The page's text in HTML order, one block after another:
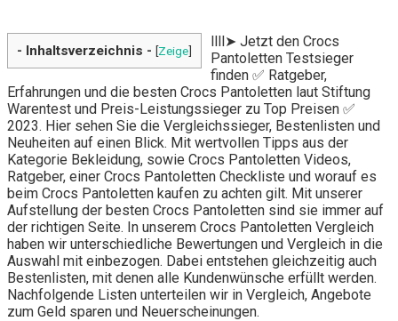
- Inhaltsverzeichnis - [Zeige]
llll➤ Jetzt den Crocs
Pantoletten Testsieger
finden ✅ Ratgeber,
Erfahrungen und die besten Crocs Pantoletten laut Stiftung
Warentest und Preis-Leistungssieger zu Top Preisen ✅
2023. Hier sehen Sie die Vergleichssieger, Bestenlisten und
Neuheiten auf einen Blick. Mit wertvollen Tipps aus der
Kategorie Bekleidung, sowie Crocs Pantoletten Videos,
Ratgeber, einer Crocs Pantoletten Checkliste und worauf es
beim Crocs Pantoletten kaufen zu achten gilt. Mit unserer
Aufstellung der besten Crocs Pantoletten sind sie immer auf
der richtigen Seite. In unserem Crocs Pantoletten Vergleich
haben wir unterschiedliche Bewertungen und Vergleich in die
Auswahl mit einbezogen. Dabei entstehen gleichzeitig auch
Bestenlisten, mit denen alle Kundenwünsche erfüllt werden.
Nachfolgende Listen unterteilen wir in Vergleich, Angebote
zum Geld sparen und Neuerscheinungen.